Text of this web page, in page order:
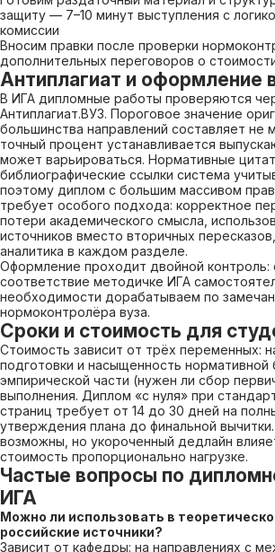
защиту — 7–10 минут выступления с
комиссии
Вносим правки после проверки
дополнительных переговоров о
Антиплагиат и оформление
В ИГА дипломные работы проверяются
Антиплагиат.ВУЗ. Пороговое значение
большинства направлений составляет
точный процент устанавливается
может варьироваться. Нормативные
библиографические ссылки система
поэтому диплом с большим массивом
требует особого подхода: корректное
потери академического смысла,
источников вместо вторичных
аналитика в каждом разделе.
Оформление проходит двойной контроль:
соответствие методичке ИГА
необходимости дорабатываем по
нормоконтролёра вуза.
Сроки и стоимость для
Стоимость зависит от трёх переменных:
подготовки и насыщенность нормативной
эмпирической части (нужен ли сбор
выполнения. Диплом «с нуля» при
страниц требует от 14 до 30 дней на
утверждения плана до финальной
возможны, но укороченный дедлайн
стоимость пропорционально нагрузке.
Частые вопросы по
ИГА
Можно ли использовать в
российские источники?
Зависит от кафедры: на направлениях с